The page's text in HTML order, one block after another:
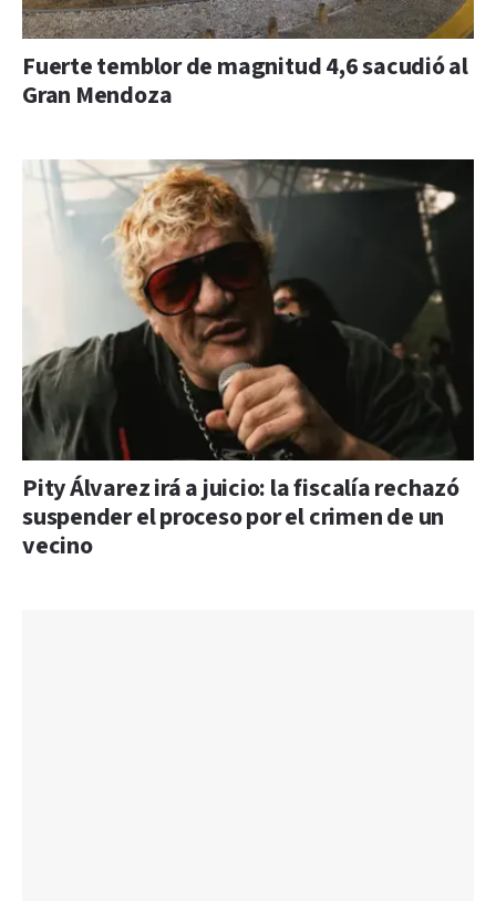
Fuerte temblor de magnitud 4,6 sacudió al
Gran Mendoza
Pity Álvarez irá a juicio: la fiscalía rechazó
suspender el proceso por el crimen de un
vecino